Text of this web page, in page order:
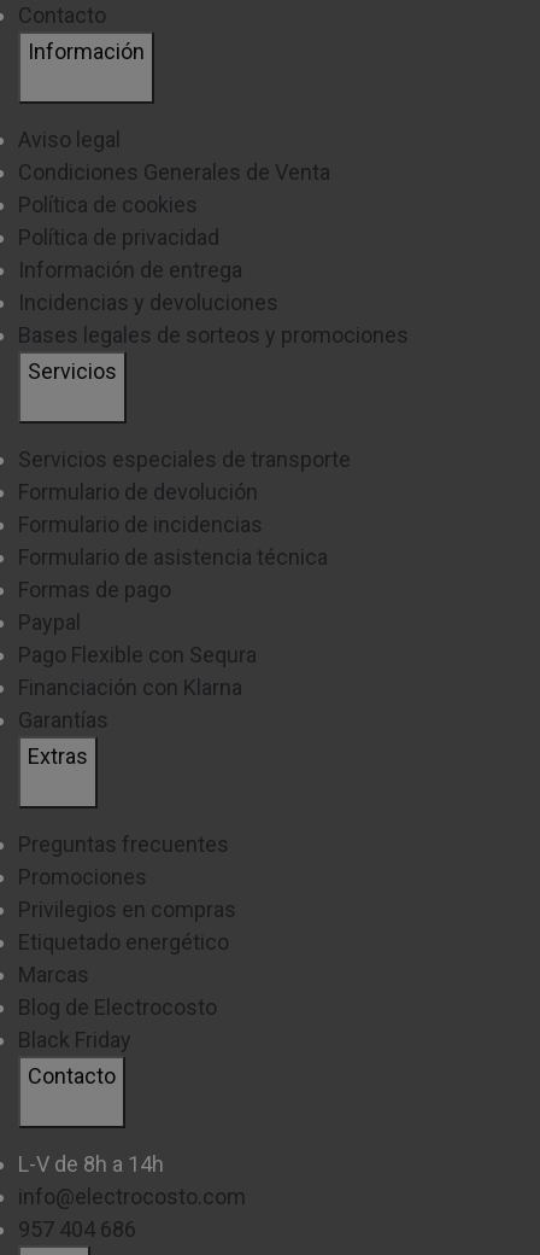
Contacto
Información
Aviso legal
Condiciones Generales de Venta
Política de cookies
Política de privacidad
Información de entrega
Incidencias y devoluciones
Bases legales de sorteos y promociones
Servicios
Servicios especiales de transporte
Formulario de devolución
Formulario de incidencias
Formulario de asistencia técnica
Formas de pago
Paypal
Pago Flexible con Sequra
Financiación con Klarna
Garantías
Extras
Preguntas frecuentes
Promociones
Privilegios en compras
Etiquetado energético
Marcas
Blog de Electrocosto
Black Friday
Contacto
L-V de 8h a 14h
info@electrocosto.com
957 404 686